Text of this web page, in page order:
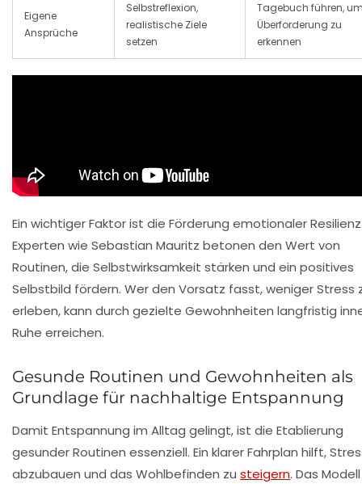
Eigene
Ansprüche
Selbstreflexion,
realistische Ziele
setzen
Tagebuch führen,
Überforderung zu
erkennen
Ein wichtiger Faktor ist die Förderung emotionaler
Experten wie Sebastian Mauritz betonen den Wert von
Routinen, die Selbstwirksamkeit stärken und ein positives
Selbstbild fördern. Wer den Vorsatz fasst, weniger Stress
erleben, kann durch gezielte Gewohnheiten langfristig
Ruhe erreichen.
Gesunde Routinen und Gewohnheiten als
Grundlage für nachhaltige Entspannung
Damit Entspannung im Alltag gelingt, ist die Etablierung
gesunder Routinen essenziell. Ein klarer Fahrplan hilft,
abzubauen und das Wohlbefinden zu steigern. Das Modell